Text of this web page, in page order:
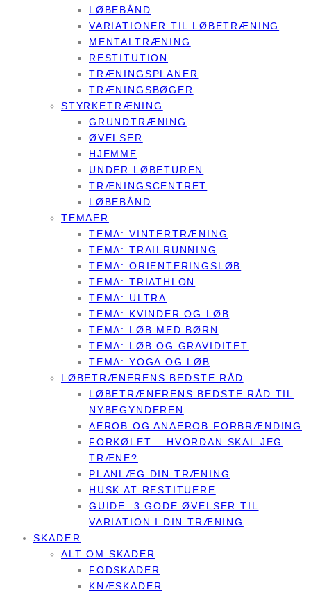
LØBEBÅND
VARIATIONER TIL LØBETRÆNING
MENTALTRÆNING
RESTITUTION
TRÆNINGSPLANER
TRÆNINGSBØGER
STYRKETRÆNING
GRUNDTRÆNING
ØVELSER
HJEMME
UNDER LØBETUREN
TRÆNINGSCENTRET
LØBEBÅND
TEMAER
TEMA: VINTERTRÆNING
TEMA: TRAILRUNNING
TEMA: ORIENTERINGSLØB
TEMA: TRIATHLON
TEMA: ULTRA
TEMA: KVINDER OG LØB
TEMA: LØB MED BØRN
TEMA: LØB OG GRAVIDITET
TEMA: YOGA OG LØB
LØBETRÆNERENS BEDSTE RÅD
LØBETRÆNERENS BEDSTE RÅD TIL
NYBEGYNDEREN
AEROB OG ANAEROB FORBRÆNDING
FORKØLET – HVORDAN SKAL JEG
TRÆNE?
PLANLÆG DIN TRÆNING
HUSK AT RESTITUERE
GUIDE: 3 GODE ØVELSER TIL
VARIATION I DIN TRÆNING
SKADER
ALT OM SKADER
FODSKADER
KNÆSKADER